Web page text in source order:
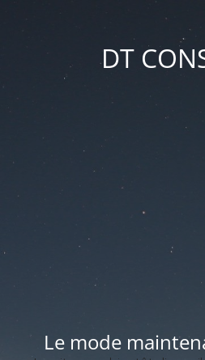
DT
Le mode